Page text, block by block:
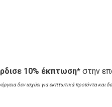
10% έκπτωση* στην
δεν ισχύει για εκπτωτικά προϊόντα και